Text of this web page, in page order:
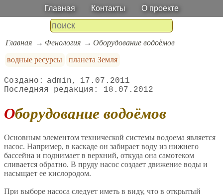
Главная Контакты О проекте
Главная Фенология
Оборудование водоёмов
водные ресурсы
планета Земля
admin
17.07.2011
18.07.2012
Оборудование водоёмов
Основным элементом технической системы водоема является
насос. Например, в каскаде он забирает воду из нижнего
бассейна и поднимает в верхний, откуда она самотеком
сливается обратно. В пруду насос создает движение воды и
насыщает ее кислородом.
При выборе насоса следует иметь в виду, что в открытый